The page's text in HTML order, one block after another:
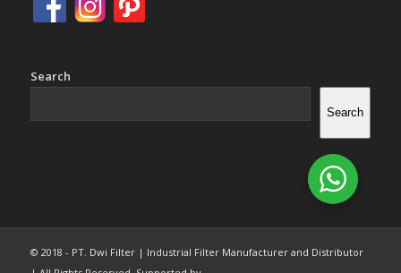
Search
Search
© 2018 - PT. Dwi Filter | Industrial Filter Manufacturer and Distributor